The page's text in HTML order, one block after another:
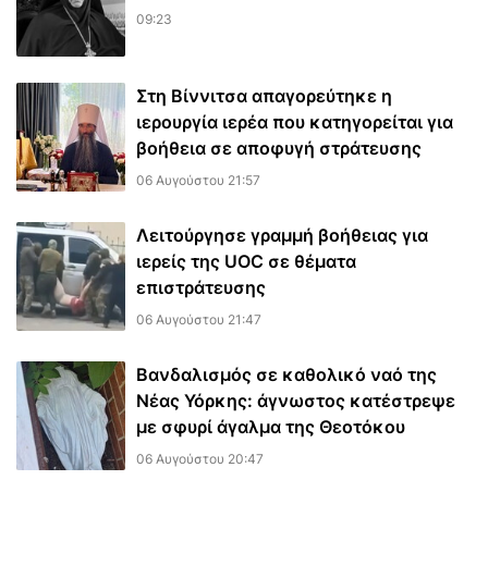
09:23
Στη Βίννιτσα απαγορεύτηκε η
ιερουργία ιερέα που κατηγορείται για
βοήθεια σε αποφυγή στράτευσης
06 Αυγούστου 21:57
Λειτούργησε γραμμή βοήθειας για
ιερείς της UOC σε θέματα
επιστράτευσης
06 Αυγούστου 21:47
Βανδαλισμός σε καθολικό ναό της
Νέας Υόρκης: άγνωστος κατέστρεψε
με σφυρί άγαλμα της Θεοτόκου
06 Αυγούστου 20:47